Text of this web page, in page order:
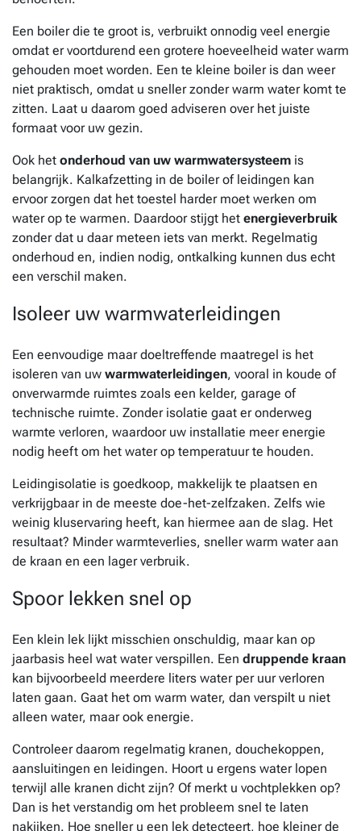
Een boiler die te groot is, verbruikt onnodig veel energie
omdat er voortdurend een grotere hoeveelheid water warm
gehouden moet worden. Een te kleine boiler is dan weer
niet praktisch, omdat u sneller zonder warm water komt te
zitten. Laat u daarom goed adviseren over het juiste
formaat voor uw gezin.
Ook het onderhoud van uw warmwatersysteem is
belangrijk. Kalkafzetting in de boiler of leidingen kan
ervoor zorgen dat het toestel harder moet werken om
water op te warmen. Daardoor stijgt het energieverbruik
zonder dat u daar meteen iets van merkt. Regelmatig
onderhoud en, indien nodig, ontkalking kunnen dus echt
een verschil maken.
Isoleer uw warmwaterleidingen
Een eenvoudige maar doeltreffende maatregel is het
isoleren van uw warmwaterleidingen, vooral in koude of
onverwarmde ruimtes zoals een kelder, garage of
technische ruimte. Zonder isolatie gaat er onderweg
warmte verloren, waardoor uw installatie meer energie
nodig heeft om het water op temperatuur te houden.
Leidingisolatie is goedkoop, makkelijk te plaatsen en
verkrijgbaar in de meeste doe-het-zelfzaken. Zelfs wie
weinig kluservaring heeft, kan hiermee aan de slag. Het
resultaat? Minder warmteverlies, sneller warm water aan
de kraan en een lager verbruik.
Spoor lekken snel op
Een klein lek lijkt misschien onschuldig, maar kan op
jaarbasis heel wat water verspillen. Een druppende kraan
kan bijvoorbeeld meerdere liters water per uur verloren
laten gaan. Gaat het om warm water, dan verspilt u niet
alleen water, maar ook energie.
Controleer daarom regelmatig kranen, douchekoppen,
aansluitingen en leidingen. Hoort u ergens water lopen
terwijl alle kranen dicht zijn? Of merkt u vochtplekken op?
Dan is het verstandig om het probleem snel te laten
nakijken. Hoe sneller u een lek detecteert, hoe kleiner de